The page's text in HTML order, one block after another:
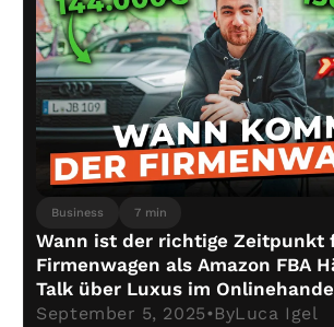
Business 7 min
Wann ist der richtige Zeitpunkt
Firmenwagen als Amazon FBA
Talk über Luxus im
September 5, 2025•ByLuca Igel